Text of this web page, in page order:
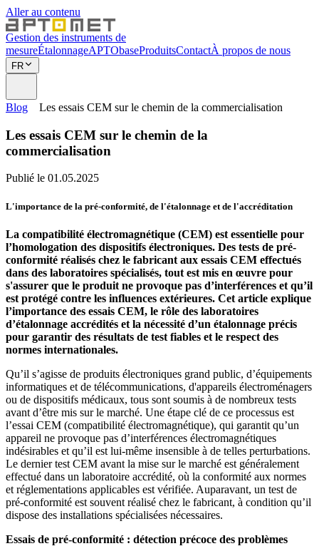
Aller au contenu
Gestion des instruments de
mesureÉtalonnageAPTObaseProduitsContactÀ propos de nous
FR
Blog Les essais CEM sur le chemin de la commercialisation
Les essais CEM sur le chemin de la
commercialisation
Publié le 01.05.2025
L'importance de la pré-conformité, de l'étalonnage et de l'accréditation
La compatibilité électromagnétique (CEM) est essentielle pour
l’homologation des dispositifs électroniques. Des tests de pré-
conformité réalisés chez le fabricant aux essais CEM effectués
dans des laboratoires spécialisés, tout est mis en œuvre pour
s'assurer que le produit ne provoque pas d’interférences et qu’il
est protégé contre les influences extérieures. Cet article explique
l’importance des essais CEM, le rôle des laboratoires
d’étalonnage accrédités et la nécessité d’un étalonnage précis
pour garantir des résultats de test fiables et le respect des
normes internationales.
Qu’il s’agisse de produits électroniques grand public, d’équipements
informatiques et de télécommunications, d'appareils électroménagers
ou de dispositifs médicaux, tous sont soumis à de nombreux tests
avant d’être mis sur le marché. Une étape clé de ce processus est
l’essai CEM (compatibilité électromagnétique), qui garantit qu’un
appareil ne provoque pas d’interférences électromagnétiques
indésirables et qu’il est lui-même insensible à de telles perturbations.
Le dernier test CEM avant la mise sur le marché est généralement
effectué dans un laboratoire accrédité, où la conformité aux normes
et réglementations applicables est vérifiée. Auparavant, un test de
pré-conformité est souvent réalisé chez le fabricant, à condition qu’il
dispose des installations spécialisées nécessaires.
Essais de pré-conformité : détection précoce des problèmes